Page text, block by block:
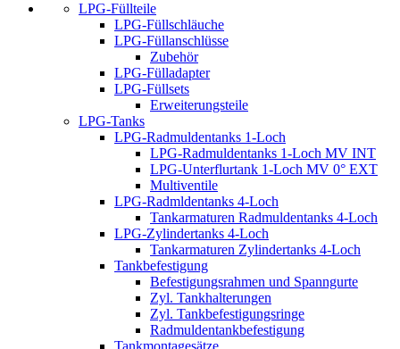
LPG-Füllteile
LPG-Füllschläuche
LPG-Füllanschlüsse
Zubehör
LPG-Fülladapter
LPG-Füllsets
Erweiterungsteile
LPG-Tanks
LPG-Radmuldentanks 1-Loch
LPG-Radmuldentanks 1-Loch MV INT
LPG-Unterflurtank 1-Loch MV 0° EXT
Multiventile
LPG-Radmldentanks 4-Loch
Tankarmaturen Radmuldentanks 4-Loch
LPG-Zylindertanks 4-Loch
Tankarmaturen Zylindertanks 4-Loch
Tankbefestigung
Befestigungsrahmen und Spanngurte
Zyl. Tankhalterungen
Zyl. Tankbefestigungsringe
Radmuldentankbefestigung
Tankmontagesätze